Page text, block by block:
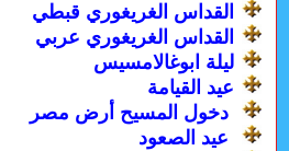
القداس الغريغوري قبطي
القداس الغريغوري عربي
ليلة ابوغالامسيس
عيد القيامة
دخول المسيح أرض مصر
عيد الصعود